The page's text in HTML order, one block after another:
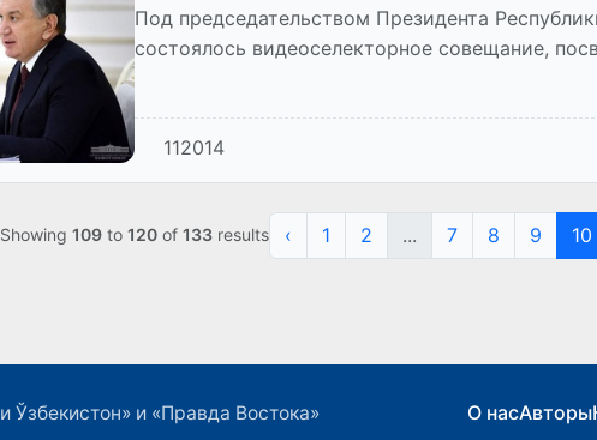
Под председательством Президента
состоялось видеоселекторное совещание,
112014
Showing 109 to 120 of 133 results ‹ 1 2 ... 7 8 9 10
Ўзбекистон» и «Правда Востока» О насАвторы